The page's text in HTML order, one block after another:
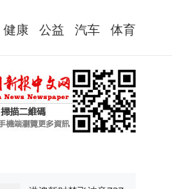
健康 公益 汽车 体育